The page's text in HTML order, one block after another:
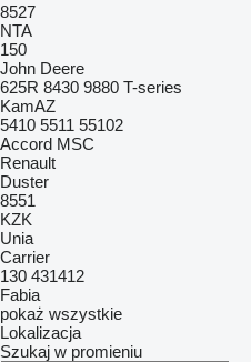
8527
NTA
150
John Deere
625R 8430 9880 T-series
KamAZ
5410 5511 55102
Accord MSC
Renault
Duster
8551
KZK
Unia
Carrier
130 431412
Fabia
pokaż wszystkie
Lokalizacja
Szukaj w promieniu